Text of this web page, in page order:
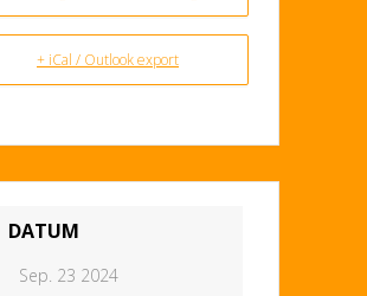
+ iCal / Outlook export
DATUM
Sep. 23 2024